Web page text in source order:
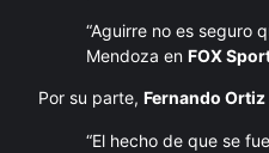
“Aguirre no es seguro
Mendoza en FOX
Por su parte, Fernando Ortiz
“El hecho de que se